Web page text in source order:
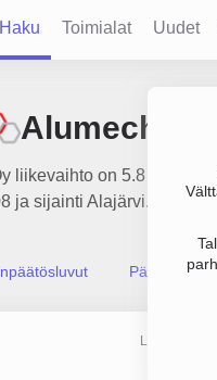
Haku Toimialat Uudet
Alumech Oy
liikevaihto on 5.8 milj. €,
ja sijainti Alajärvi.
Lähde: YTJ,